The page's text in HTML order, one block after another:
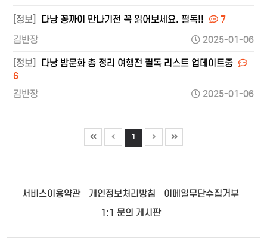
[정보] 다낭 꽁까이 만나기전 꼭 읽어보세요. 필독!!
7
김반장
2025-01-06
[정보]
다낭 밤문화 총 정리 여행전 필독 리스트 업데이트중
6
김반장
2025-01-06
1
서비스이용약관 개인정보처리방침
이메일무단수집거부
1:1 문의 게시판